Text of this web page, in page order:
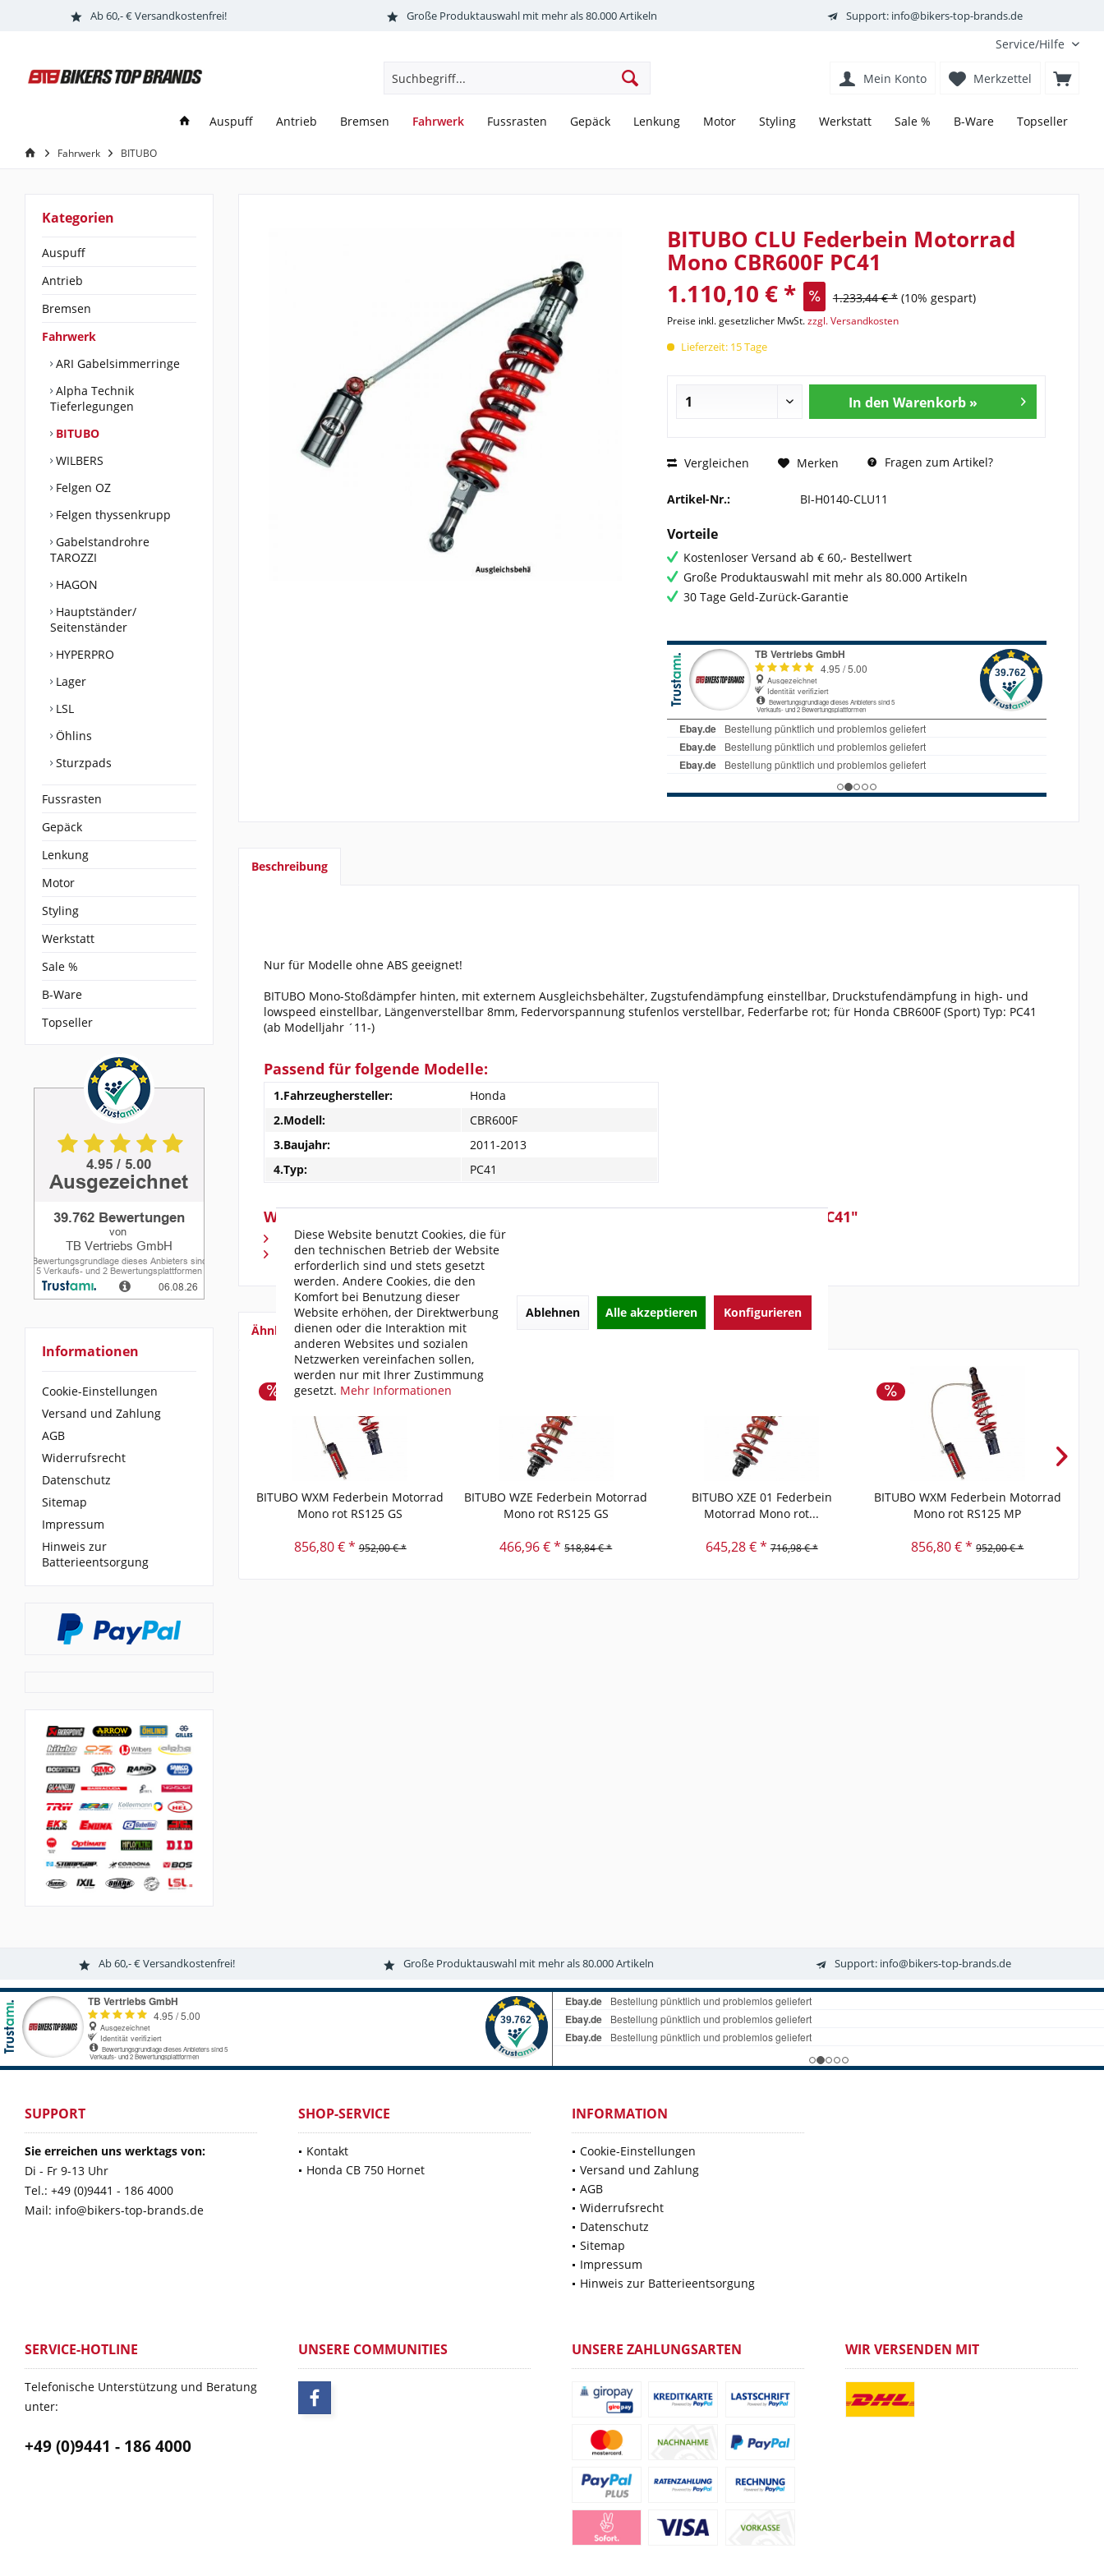
Ab 60,- € Versandkostenfrei! Große Produktauswahl mit mehr als 80.000 Artikeln Support: info@bikers-top-brands.de
Service/Hilfe
Merkzettel
Mein Konto
Auspuff Antrieb Bremsen Fahrwerk Fussrasten Gepäck Lenkung Motor Styling Werkstatt Sale % B-Ware Topseller
Fahrwerk BITUBO
Kategorien
Auspuff
Antrieb
Bremsen
Fahrwerk
ARI Gabelsimmerringe
Alpha Technik
Tieferlegungen
BITUBO
WILBERS
Felgen OZ
Felgen thyssenkrupp
Gabelstandrohre
TAROZZI
HAGON
Hauptständer/
Seitenständer
HYPERPRO
Lager
LSL
Öhlins
Sturzpads
Fussrasten
Gepäck
Lenkung
Motor
Styling
Werkstatt
Sale %
B-Ware
Topseller
Informationen
Cookie-Einstellungen
Versand und Zahlung
AGB
Widerrufsrecht
Datenschutz
Sitemap
Impressum
Hinweis zur
Batterieentsorgung
BITUBO CLU Federbein Motorrad
Mono CBR600F PC41
1.110,10 € * 1.233,44 € * (10% gespart)
Preise inkl. gesetzlicher MwSt.zzgl. Versandkosten
Lieferzeit: 15 Tage
In den Warenkorb »
Vergleichen Merken Fragen zum Artikel?
Artikel-Nr.: BI-H0140-CLU11
Vorteile
Kostenloser Versand ab € 60,- Bestellwert
Große Produktauswahl mit mehr als 80.000 Artikeln
30 Tage Geld-Zurück-Garantie
Beschreibung
Nur für Modelle ohne ABS geeignet!
BITUBO Mono-Stoßdämpfer hinten, mit externem Ausgleichsbehälter, Zugstufendämpfung einstellbar, Druckstufendämpfung in high- und
lowspeed einstellbar, Längenverstellbar 8mm, Federvorspannung stufenlos verstellbar, Federfarbe rot; für Honda CBR600F (Sport) Typ: PC41
(ab Modelljahr ´11-)
Passend für folgende Modelle:
1.Fahrzeughersteller:
Honda
2.Modell:
CBR600F
3.Baujahr:
2011-2013
4.Typ:
PC41
Weiterführende Links zu "BITUBO CLU Federbein Motorrad Mono CBR600F PC41"
Fragen zum Artikel?
Weitere Artikel von BITUBO
Ähnliche Artikel
BITUBO WXM Federbein Motorrad
Mono rot RS125 GS
856,80 € * 952,00 € *
BITUBO WZE Federbein Motorrad
Mono rot RS125 GS
466,96 € * 518,84 € *
BITUBO XZE 01 Federbein
Motorrad Mono rot...
645,28 € * 716,98 € *
BITUBO WXM Federbein Motorrad
Mono rot RS125 MP
856,80 € * 952,00 € *
Ab 60,- € Versandkostenfrei! Große Produktauswahl mit mehr als 80.000 Artikeln Support: info@bikers-top-brands.de
SUPPORT
Sie erreichen uns werktags von:
Di - Fr 9-13 Uhr
Tel.: +49 (0)9441 - 186 4000
Mail: info@bikers-top-brands.de
SHOP-SERVICE
Kontakt
Honda CB 750 Hornet
INFORMATION
Cookie-Einstellungen
Versand und Zahlung
AGB
Widerrufsrecht
Datenschutz
Sitemap
Impressum
Hinweis zur Batterieentsorgung
SERVICE-HOTLINE
Telefonische Unterstützung und Beratung
unter:
+49 (0)9441 - 186 4000
UNSERE COMMUNITIES UNSERE ZAHLUNGSARTEN WIR VERSENDEN MIT
Diese Website benutzt Cookies, die für
den technischen Betrieb der Website
erforderlich sind und stets gesetzt
werden. Andere Cookies, die den
Komfort bei Benutzung dieser
Website erhöhen, der Direktwerbung
dienen oder die Interaktion mit
anderen Websites und sozialen
Netzwerken vereinfachen sollen,
werden nur mit Ihrer Zustimmung
gesetzt. Mehr Informationen
Ablehnen Alle akzeptieren Konfigurieren